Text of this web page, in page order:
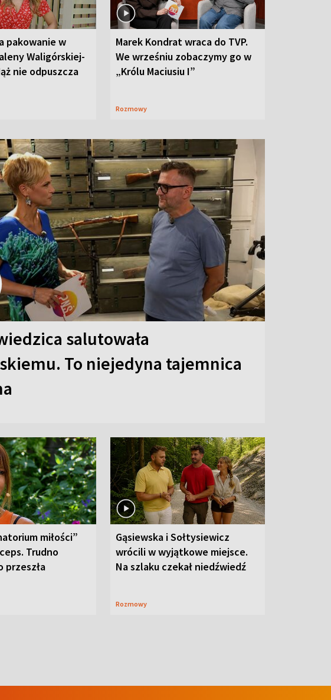
pakowanie w
Waligórskiej-
nie odpuszcza
Marek Kondrat wraca do TVP.
We wrześniu zobaczymy go w
„Królu Maciusiu I”
Rozmowy
salutowała
To niejedyna tajemnica
miłości”
Trudno
przeszła
Gąsiewska i Sołtysiewicz
wrócili w wyjątkowe miejsce.
Na szlaku czekał niedźwiedź
Rozmowy